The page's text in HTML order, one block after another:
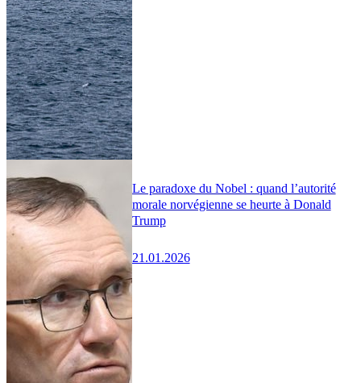
Le paradoxe du Nobel : quand l’autorité
morale norvégienne se heurte à Donald
Trump
21.01.2026